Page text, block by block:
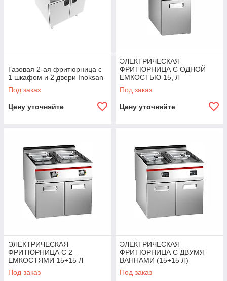
Газовая 2-ая фритюрница с
1 шкафом и 2 двери Inoksan
Под заказ
Цену уточняйте
ЭЛЕКТРИЧЕСКАЯ
ФРИТЮРНИЦА С ОДНОЙ
ЕМКОСТЬЮ 15, Л
ЦИФРОВАЯ ПАНЕЛЬ
Angelopo
Под заказ
Цену уточняйте
ЭЛЕКТРИЧЕСКАЯ
ФРИТЮРНИЦА С 2
ЕМКОСТЯМИ 15+15 Л
Angelopo
Под заказ
ЭЛЕКТРИЧЕСКАЯ
ФРИТЮРНИЦА С ДВУМЯ
ВАННАМИ (15+15 Л)
ЦИФРОВАЯ ПАНЕЛЬ
Angelopo
Под заказ